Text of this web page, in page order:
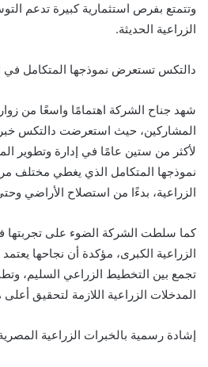
وتتمتع بفرص استثمارية كبيرة تدعم
الزراعية الحديثة.
دالتكس تستعرض نموذجها المتكامل في
شهد جناح الشركة اهتمامًا واسعًا من
المشاركين، حيث استعرضت دالتكس
لأكثر من ستين عامًا في إدارة وتطوير
نموذجها المتكامل الذي يغطي مختلف
الزراعية، بدءًا من استصلاح الأراضي
كما سلطت الشركة الضوء على تجربتها
الزراعية الكبرى، مؤكدة أن نجاحها
تجمع بين التخطيط الزراعي السليم،
المدخلات الزراعية اللازمة لتحقيق أعلى
إشادة رسمية بالخبرات الزراعية